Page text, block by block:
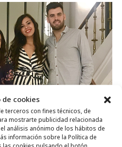
de cookies
terceros con fines técnicos, de
mostrarte publicidad relacionada
análisis anónimo de los hábitos de
información sobre la Política de